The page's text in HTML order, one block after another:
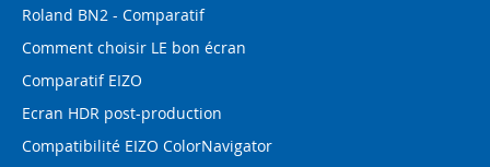
Roland BN2 - Comparatif
Comment choisir LE bon écran
Comparatif EIZO
Ecran HDR post-production
Compatibilité EIZO ColorNavigator